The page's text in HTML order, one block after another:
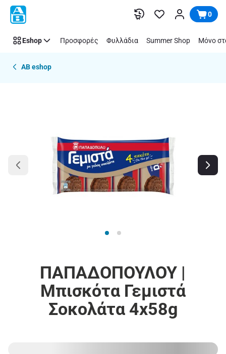
Παράλειψη 0
Eshop Προσφορές Φυλλάδια Summer Shop Μόνο
AB eshop
ΠΑΠΑΔΟΠΟΥΛΟΥ |
Μπισκότα Γεμιστά
Σοκολάτα 4x58g